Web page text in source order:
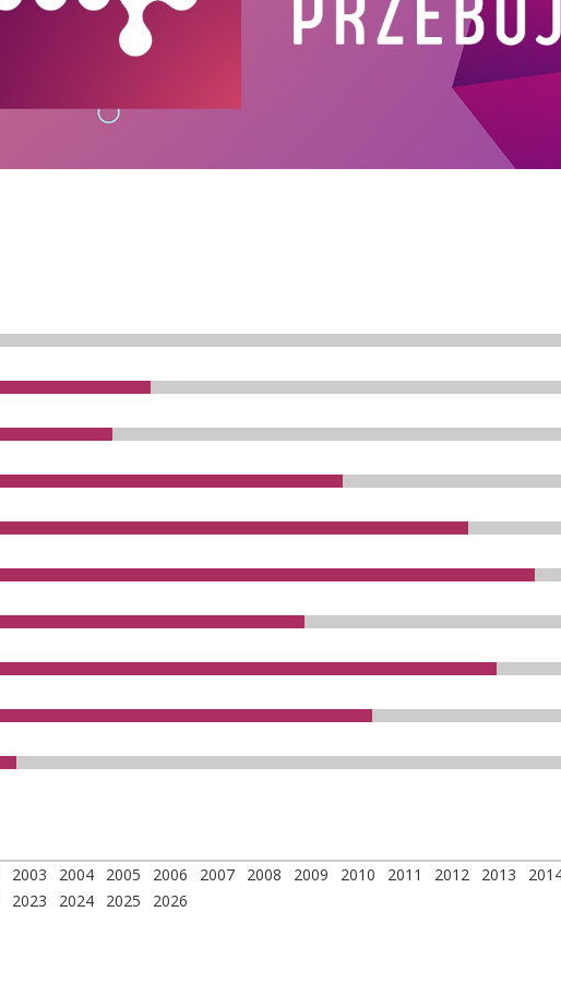
2003 2004 2005 2006 2007 2008 2009 2010 2011 2012 2013
2023 2024 2025 2026